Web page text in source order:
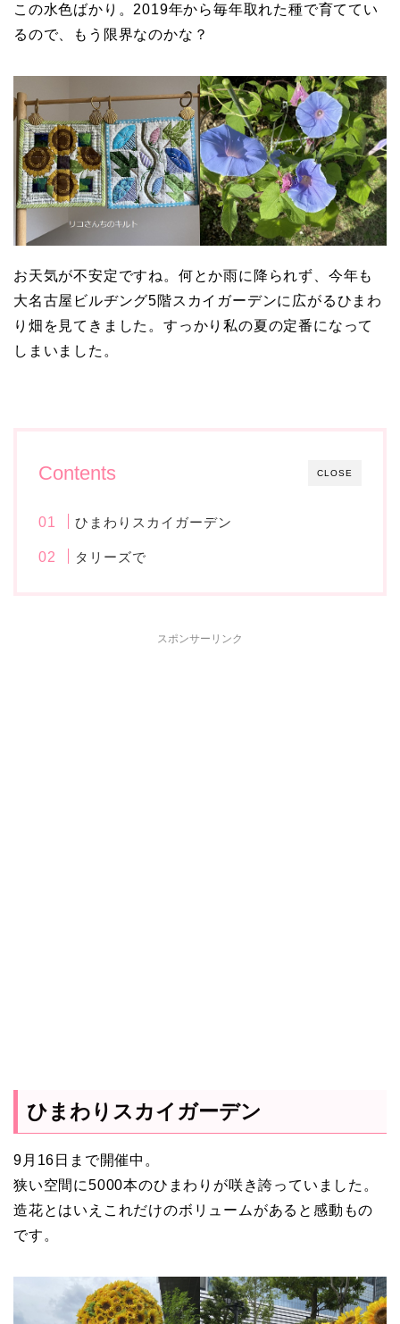
この水色ばかり。2019年から毎年取れた種で育ててい
るので、もう限界なのかな？
お天気が不安定ですね。何とか雨に降られず、今年も
大名古屋ビルヂング5階スカイガーデンに広がるひまわ
り畑を見てきました。すっかり私の夏の定番になって
しまいました。
CLOSE
Contents
ひまわりスカイガーデン
タリーズで
スポンサーリンク
ひまわりスカイガーデン
9月16日まで開催中。
狭い空間に5000本のひまわりが咲き誇っていました。
造花とはいえこれだけのボリュームがあると感動もの
です。